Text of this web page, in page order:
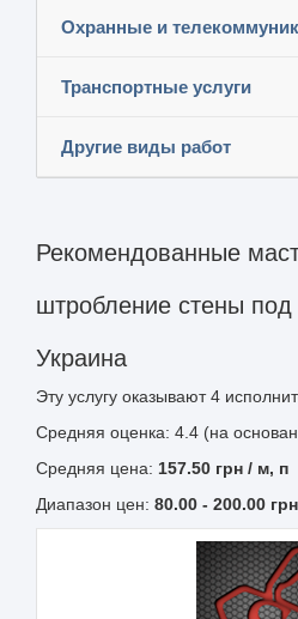
Охранные и
Транспортные услуги
Другие виды работ
Рекомендованные
штробление стены под
Украина
Эту услугу оказывают4
Средняя оценка: 4.4 (на
Средняя цена: 157.50 грн / м, п
Диапазон цен: 80.00 - 200.00